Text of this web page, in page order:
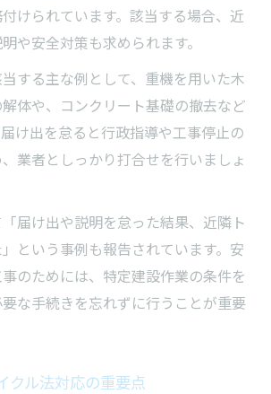
けられています。該当する場合、近
や安全対策も求められます。
する主な例として、重機を用いた木
体や、コンクリート基礎の撤去など
け出を怠ると行政指導や工事停止の
業者としっかり打合せを行いましょ
届け出や説明を怠った結果、近隣ト
という事例も報告されています。安
のためには、特定建設作業の条件を
な手続きを忘れずに行うことが重要
クル法対応の重要点